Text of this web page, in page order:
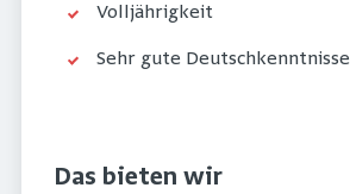
Volljährigkeit
Sehr gute Deutschkenntnisse
Das bieten wir